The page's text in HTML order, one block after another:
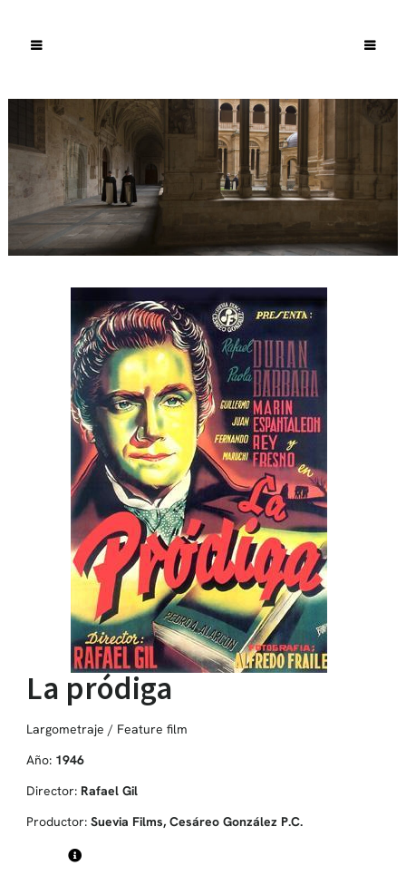
La pródiga
Largometraje / Feature film
Año: 1946
Director: Rafael Gil
Productor: Suevia Films, Cesáreo González P.C.